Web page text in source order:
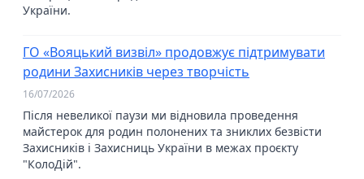
України.
ГО «Вояцький визвіл» продовжує підтримувати
родини Захисників через творчість
16/07/2026
Після невеликої паузи ми відновила проведення
майстерок для родин полонених та зниклих безвісти
Захисників і Захисниць України в межах проєкту
"КолоДій".